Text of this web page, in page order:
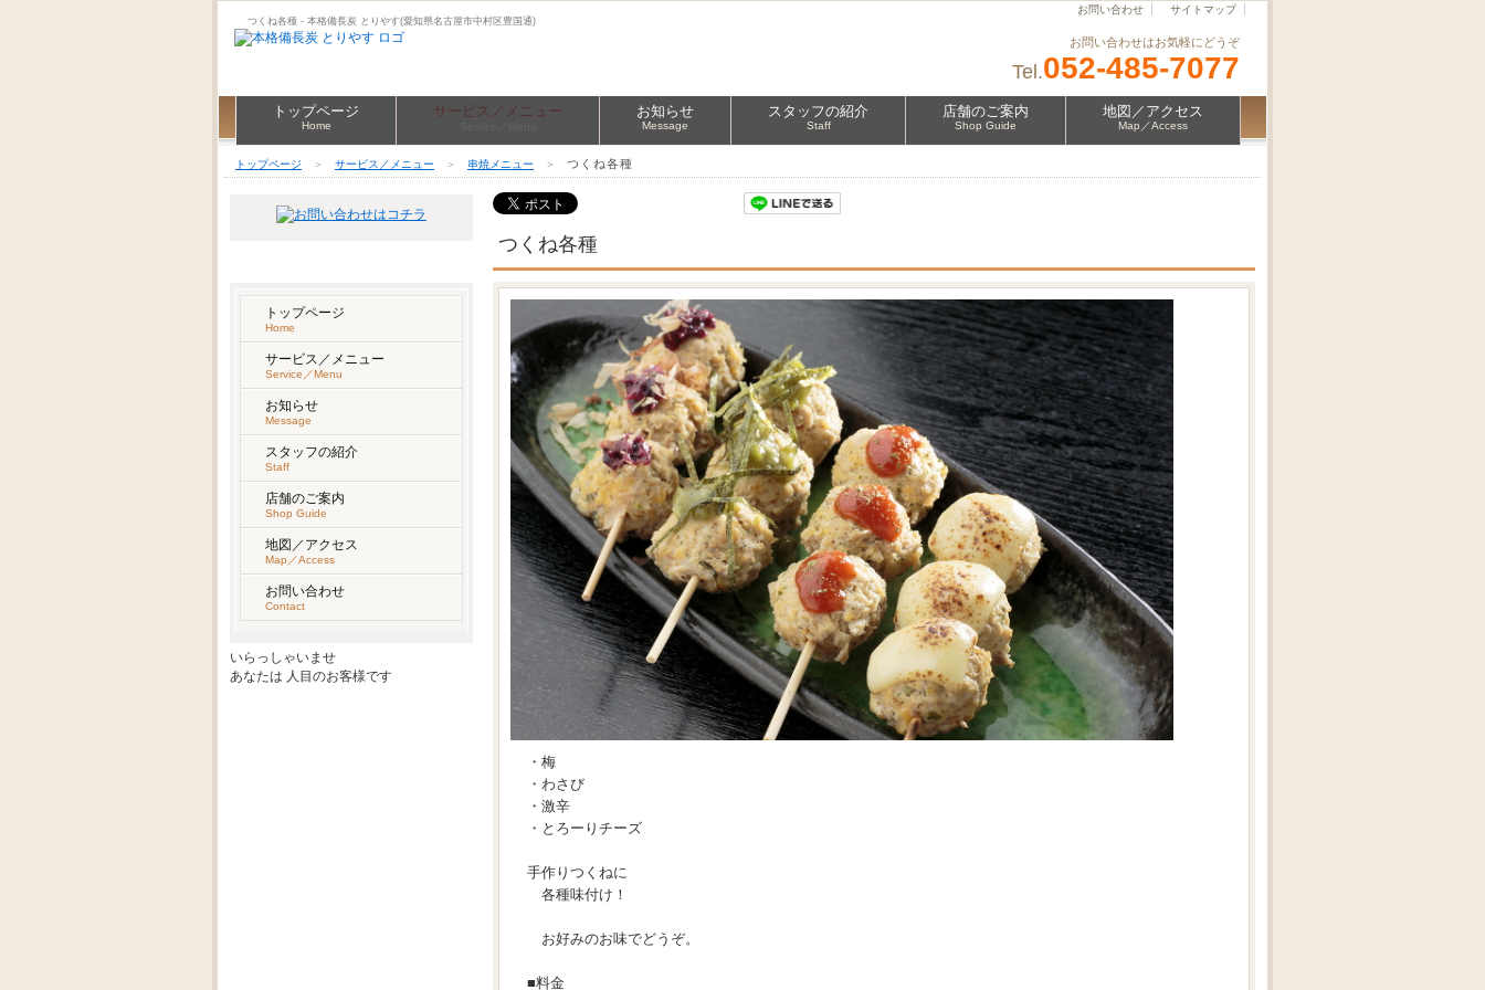
つくね各種 - 本格備長炭 とりやす(愛知県名古屋市中村区豊国通)
お問い合わせはお気軽にどうぞ
Tel.052-485-7077
お問い合わせ サイトマップ
トップページ
Home
サービス／メニュー お知らせ
Message
スタッフの紹介
Staff
店舗のご案内
Shop Guide
地図／アクセス
Map／Access
トップページ ＞ サービス／メニュー ＞ 串焼メニュー ＞ つくね各種
つくね各種
・梅
・わさび
・激辛
・とろーりチーズ
手作りつくねに
各種味付け！
お好みのお味でどうぞ。
■料金
トップページ
Home
サービス／メニュー
Service／Menu
お知らせ
Message
スタッフの紹介
Staff
店舗のご案内
Shop Guide
地図／アクセス
Map／Access
お問い合わせ
Contact
いらっしゃいませ
あなたは 人目のお客様です